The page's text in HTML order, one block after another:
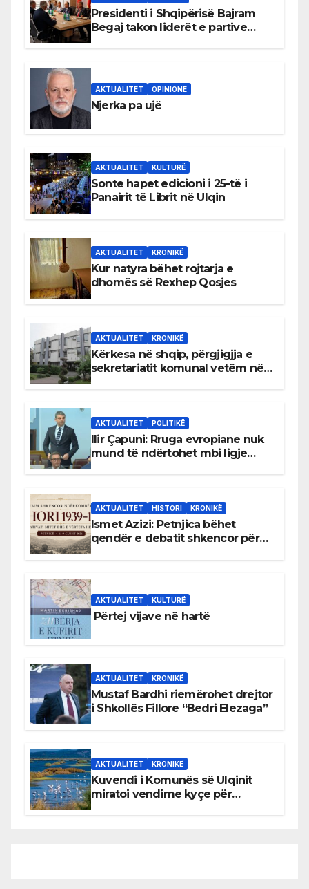
Presidenti i Shqipërisë Bajram
Begaj takon liderët e partive
AKTUALITET OPINIONE
Njerka pa ujë
AKTUALITET KULTURË
Sonte hapet edicioni i 25-të i
Panairit të Librit në Ulqin
AKTUALITET KRONIKË
Kur natyra bëhet rojtarja e
dhomës së Rexhep Qosjes
AKTUALITET KRONIKË
Kërkesa në shqip, përgjigjja e
sekretariatit komunal vetëm në
AKTUALITET POLITIKË
Ilir Çapuni: Rruga evropiane nuk
mund të ndërtohet mbi ligje
AKTUALITET HISTORI KRONIKË
Ismet Azizi: Petnjica bëhet
qendër e debatit shkencor për
AKTUALITET KULTURË
Përtej vijave në hartë
AKTUALITET KRONIKË
Mustaf Bardhi riemërohet drejtor
i Shkollës Fillore “Bedri Elezaga”
AKTUALITET KRONIKË
Kuvendi i Komunës së Ulqinit
miratoi vendime kyçe për